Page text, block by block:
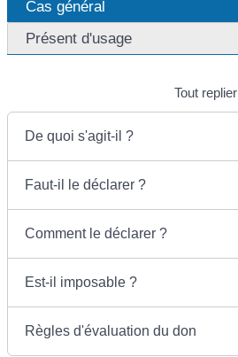
Cas général
Présent d'usage
Tout replier
De quoi s'agit-il ?
Faut-il le déclarer ?
Comment le déclarer ?
Est-il imposable ?
Règles d'évaluation du don